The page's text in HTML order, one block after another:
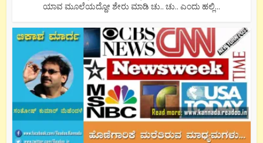
ಯಾವ ಮೂಲೆಯದ್ದೋ ಶೇರು ಮಾಡಿ ಚು.. ಚು.. ಎಂದು ಹಲ್ಲಿ...